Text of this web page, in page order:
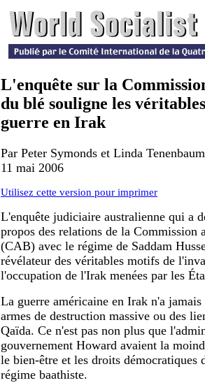
L'enquête sur la
du blé souligne les
guerre en Irak
Par Peter Symonds et Linda Tenenbaum
11 mai 2006
Utilisez cette version pour imprimer
L'enquête judiciaire australienne qui a
propos des relations de la Commission
(CAB) avec le régime de Saddam
révélateur des véritables motifs de
l'occupation de l'Irak menées par les
La guerre américaine en Irak n'a jamais
armes de destruction massive ou des
Qaïda. Ce n'est pas non plus que
gouvernement Howard avaient la
le bien-être et les droits démocratiques
régime baathiste.